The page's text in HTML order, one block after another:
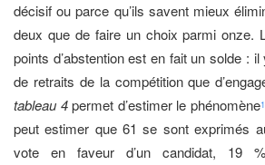
décisif ou parce qu’ils savent mieux
deux que de faire un choix parmi onze.
points d’abstention est en fait un solde :
de retraits de la compétition que
tableau 4permet d’estimer le phénomène
peut estimer que 61 se sont exprimés
vote en faveur d’un candidat, 19